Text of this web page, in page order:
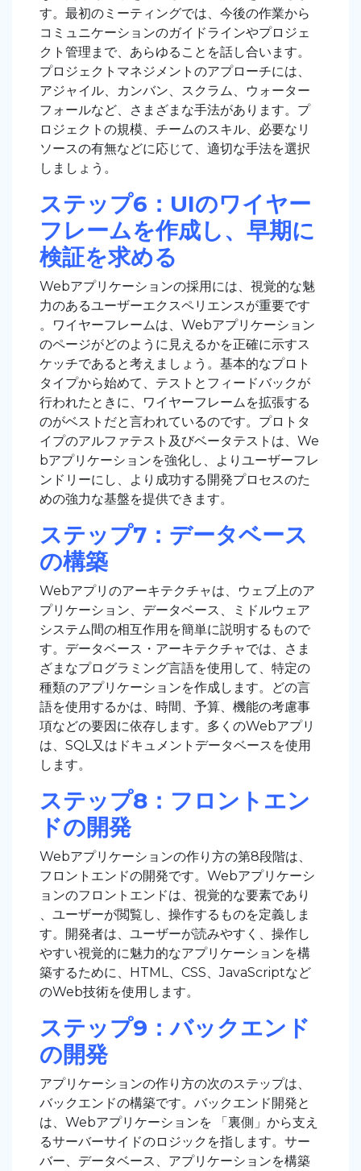
す。最初のミーティングでは、今後の作業から
コミュニケーションのガイドラインやプロジェ
クト管理まで、あらゆることを話し合います。
プロジェクトマネジメントのアプローチには、
アジャイル、カンバン、スクラム、ウォーター
フォールなど、さまざまな手法があります。プ
ロジェクトの規模、チームのスキル、必要なリ
ソースの有無などに応じて、適切な手法を選択
しましょう。
ステップ6：UIのワイヤー
フレームを作成し、早期に
検証を求める
Webアプリケーションの採用には、視覚的な魅
力のあるユーザーエクスペリエンスが重要です
。ワイヤーフレームは、Webアプリケーション
のページがどのように見えるかを正確に示すス
ケッチであると考えましょう。基本的なプロト
タイプから始めて、テストとフィードバックが
行われたときに、ワイヤーフレームを拡張する
のがベストだと言われているのです。プロトタ
イプのアルファテスト及びベータテストは、We
bアプリケーションを強化し、よりユーザーフレ
ンドリーにし、より成功する開発プロセスのた
めの強力な基盤を提供できます。
ステップ7：データベース
の構築
Webアプリのアーキテクチャは、ウェブ上のア
プリケーション、データベース、ミドルウェア
システム間の相互作用を簡単に説明するもので
す。データベース・アーキテクチャでは、さま
ざまなプログラミング言語を使用して、特定の
種類のアプリケーションを作成します。どの言
語を使用するかは、時間、予算、機能の考慮事
項などの要因に依存します。多くのWebアプリ
は、SQL又はドキュメントデータベースを使用
します。
ステップ8：フロントエン
ドの開発
Webアプリケーションの作り方の第8段階は、
フロントエンドの開発です。Webアプリケーシ
ョンのフロントエンドは、視覚的な要素であり
、ユーザーが閲覧し、操作するものを定義しま
す。開発者は、ユーザーが読みやすく、操作し
やすい視覚的に魅力的なアプリケーションを構
築するために、HTML、CSS、JavaScriptなど
のWeb技術を使用します。
ステップ9：バックエンド
の開発
アプリケーションの作り方の次のステップは、
バックエンドの構築です。バックエンド開発と
は、Webアプリケーションを 「裏側」から支え
るサーバーサイドのロジックを指します。サー
バー、データベース、アプリケーションを構築